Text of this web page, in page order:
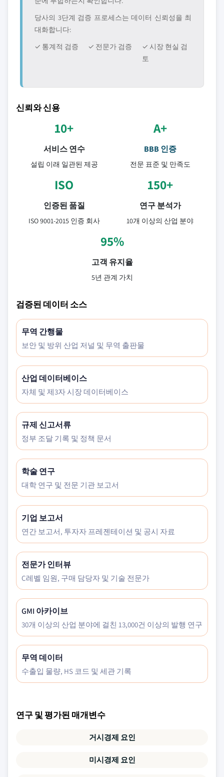
당사의 3단계 검증 프로세스는 데이터 신뢰성을 최
대화합니다:
✓ 통계적 검증
✓ 전문가 검증
✓ 시장 현실 검
토
신뢰와 신용
10+
서비스 연수
설립 이래 일관된 제공
A+
BBB 인증
전문 표준 및 만족도
ISO
인증된 품질
ISO 9001-2015 인증 회사
150+
연구 분석가
10개 이상의 산업 분야
95%
고객 유지율
5년 관계 가치
검증된 데이터 소스
무역 간행물
보안 및 방위 산업 저널 및 무역 출판물
산업 데이터베이스
자체 및 제3자 시장 데이터베이스
규제 신고서류
정부 조달 기록 및 정책 문서
학술 연구
대학 연구 및 전문 기관 보고서
기업 보고서
연간 보고서, 투자자 프레젠테이션 및 공시 자료
전문가 인터뷰
C레벨 임원, 구매 담당자 및 기술 전문가
GMI 아카이브
30개 이상의 산업 분야에 걸친 13,000건 이상의 발행 연구
무역 데이터
수출입 물량, HS 코드 및 세관 기록
연구 및 평가된 매개변수
거시경제 요인
미시경제 요인